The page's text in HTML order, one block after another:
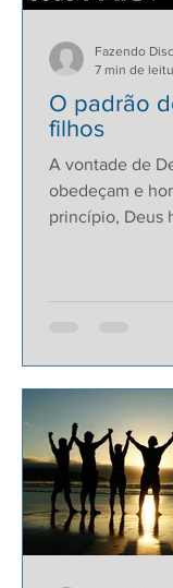
O padrão
filhos
A vontade de
obedeçam e
princípio, Deus
Fazendo
7 min de